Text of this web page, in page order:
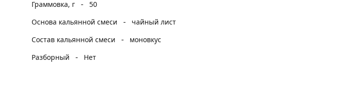
Граммовка, г
-
50
Основа кальянной смеси
-
чайный лист
Состав кальянной смеси
-
моновкус
Разборный
- Нет